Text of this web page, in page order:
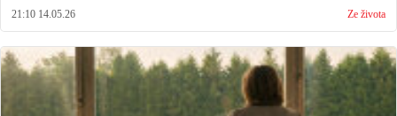
21:10 14.05.26 Ze života